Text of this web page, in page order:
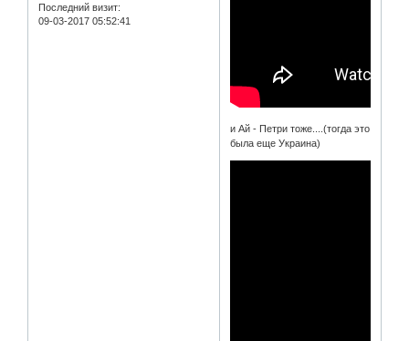
Последний визит:
09-03-2017 05:52:41
и Ай - Петри тоже....(тогда это
была еще Украина)